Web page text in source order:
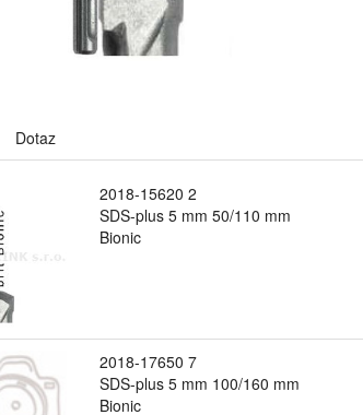
Dotaz
2018-15620 2
SDS-plus 5 mm 50/110 mm
Bionic
2018-17650 7
SDS-plus 5 mm 100/160 mm
Bionic